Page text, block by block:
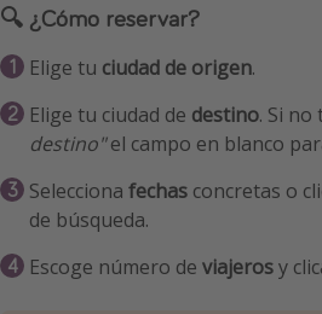
🔍 ¿Cómo reservar?
Elige tu ciudad de origen.
Elige tu ciudad de destino. Si
destino"el campo en blanco
Selecciona fechas concretas o
de búsqueda.
Escoge número de viajerosy